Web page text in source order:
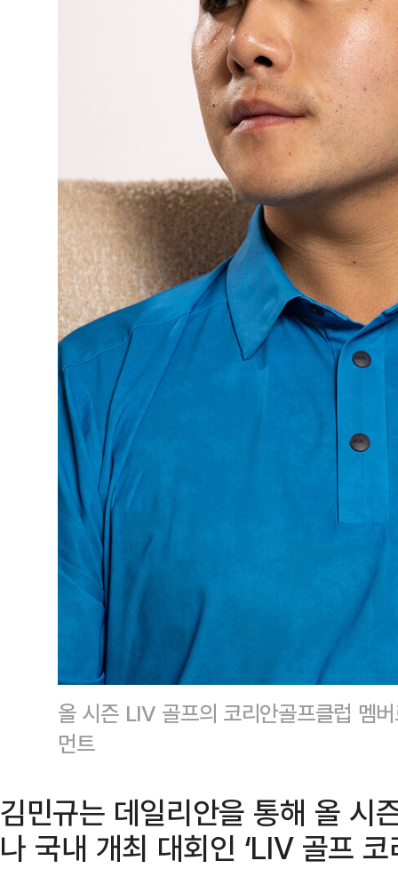
올 시즌 LIV 골프의 코리안골프클럽 멤
먼트
김민규는 데일리안을 통해 올 시
나 국내 개최 대회인 ‘LIV 골프 코